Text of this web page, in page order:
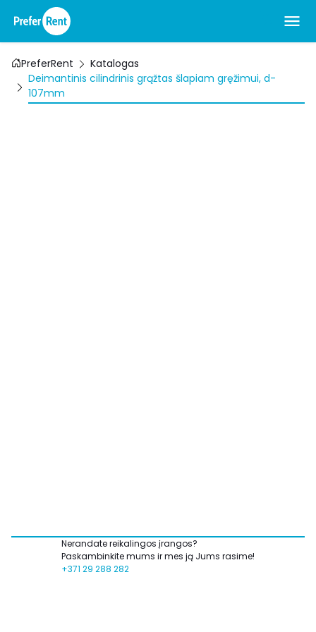
PreferRent
Katalogas
Deimantinis cilindrinis grąžtas šlapiam gręžimui, d-
107mm
Nerandate reikalingos įrangos?
Paskambinkite mums ir mes ją Jums rasime!
+371 29 288 282